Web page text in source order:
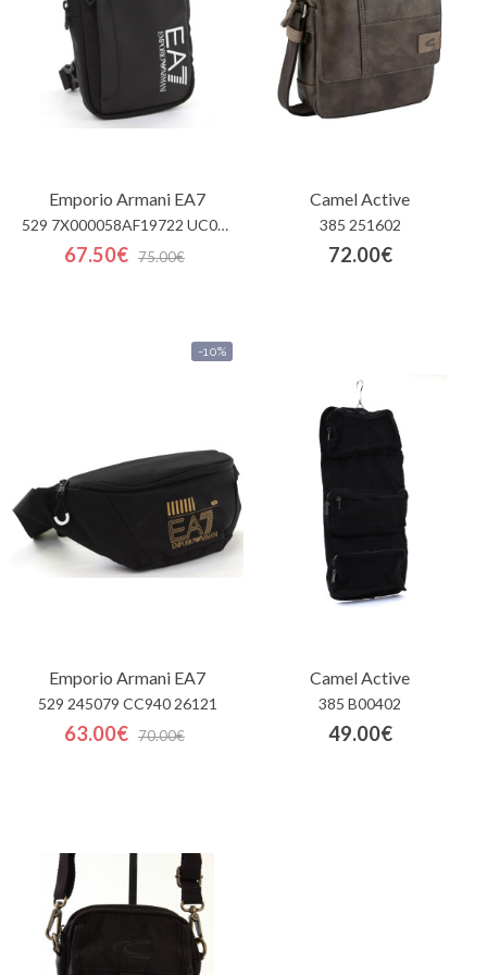
Emporio Armani EA7
529 7X000058AF19722 UC001
67.50€ 75.00€
Camel Active
385 251602
72.00€
-10%
Emporio Armani EA7
529 245079 CC940 26121
63.00€ 70.00€
Camel Active
385 B00402
49.00€